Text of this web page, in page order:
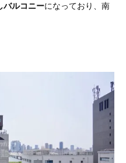
バルコニーになっており、南